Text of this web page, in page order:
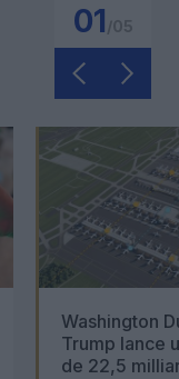
01
Washington
Trump lance
de 22,5